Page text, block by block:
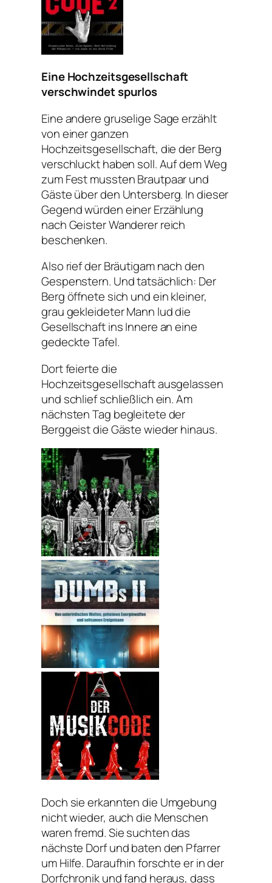
Eine Hochzeitsgesellschaft
verschwindet spurlos
Eine andere gruselige Sage erzählt
von einer ganzen
Hochzeitsgesellschaft, die der Berg
verschluckt haben soll. Auf dem Weg
zum Fest mussten Brautpaar und
Gäste über den Untersberg. In dieser
Gegend würden einer Erzählung
nach Geister Wanderer reich
beschenken.
Also rief der Bräutigam nach den
Gespenstern. Und tatsächlich: Der
Berg öffnete sich und ein kleiner,
grau gekleideter Mann lud die
Gesellschaft ins Innere an eine
gedeckte Tafel.
Dort feierte die
Hochzeitsgesellschaft ausgelassen
und schlief schließlich ein. Am
nächsten Tag begleitete der
Berggeist die Gäste wieder hinaus.
Doch sie erkannten die Umgebung
nicht wieder, auch die Menschen
waren fremd. Sie suchten das
nächste Dorf und baten den Pfarrer
um Hilfe. Daraufhin forschte er in der
Dorfchronik und fand heraus, dass